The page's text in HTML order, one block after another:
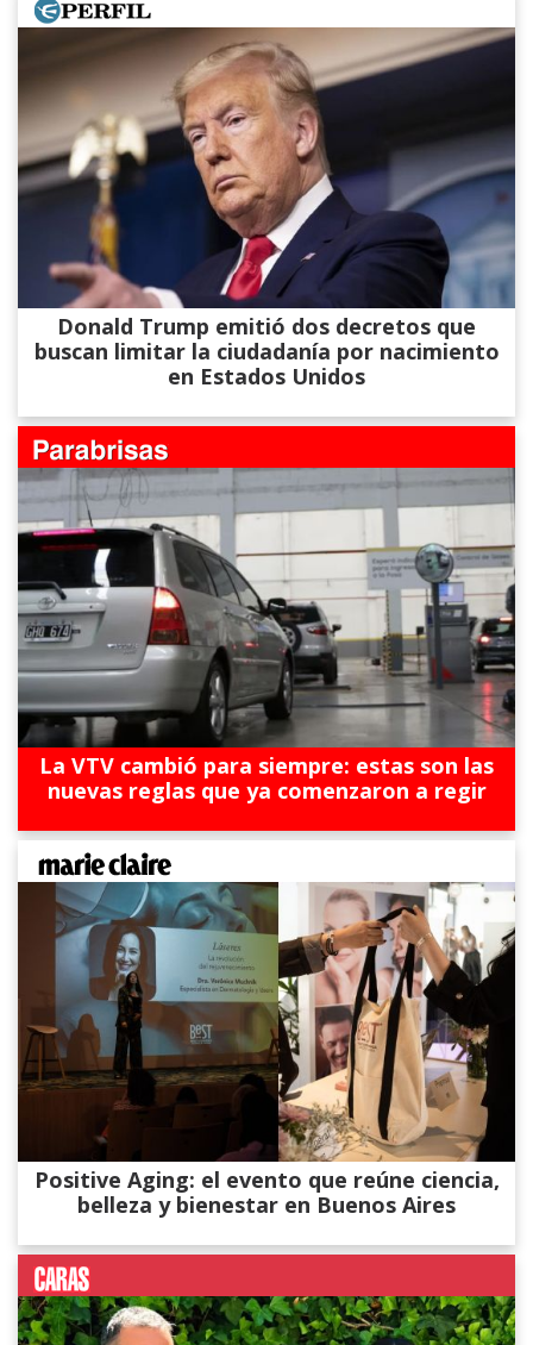
Donald Trump emitió dos decretos que
buscan limitar la ciudadanía por nacimiento
en Estados Unidos
La VTV cambió para siempre: estas son las
nuevas reglas que ya comenzaron a regir
Positive Aging: el evento que reúne ciencia,
belleza y bienestar en Buenos Aires